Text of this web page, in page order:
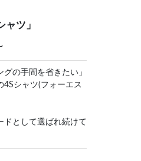
ツ」
の手間を省きたい」
シャツ(フォーエス
ドとして選ばれ続けて